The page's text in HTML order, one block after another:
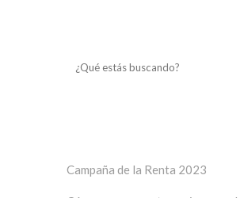
Campaña de la Renta 2023